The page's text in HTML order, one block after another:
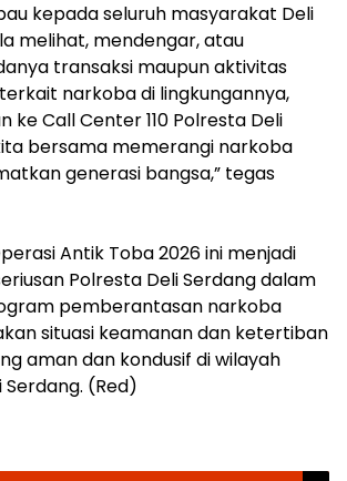
kepada seluruh masyarakat Deli
melihat, mendengar, atau
transaksi maupun aktivitas
narkoba di lingkungannya,
ke Call Center 110 Polresta Deli
bersama memerangi narkoba
generasi bangsa,” tegas
Antik Toba 2026 ini menjadi
Polresta Deli Serdang dalam
pemberantasan narkoba
situasi keamanan dan ketertiban
aman dan kondusif di wilayah
(Red)